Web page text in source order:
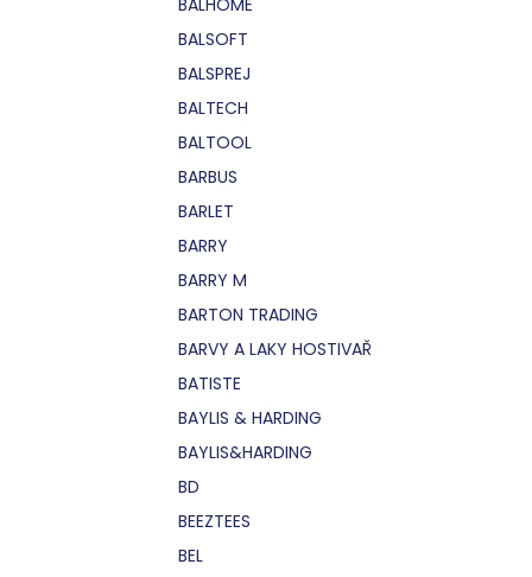
BALHOME
BALSOFT
BALSPREJ
BALTECH
BALTOOL
BARBUS
BARLET
BARRY
BARRY M
BARTON TRADING
BARVY A LAKY HOSTIVAŘ
BATISTE
BAYLIS & HARDING
BAYLIS&HARDING
BD
BEEZTEES
BEL